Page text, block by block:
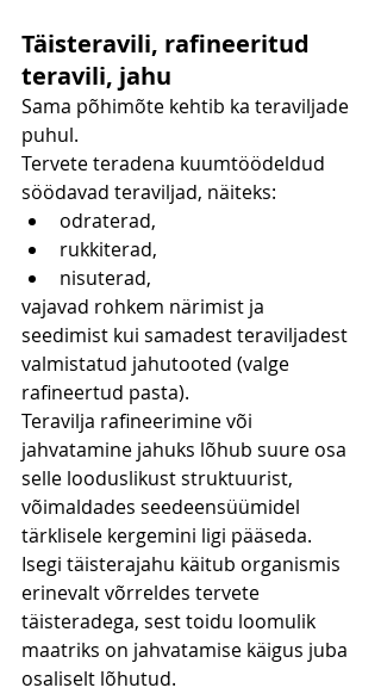
Täisteravili, rafineeritud
teravili, jahu
Sama põhimõte kehtib ka teraviljade
puhul.
Tervete teradena kuumtöödeldud
söödavad teraviljad, näiteks:
odraterad,
rukkiterad,
nisuterad,
vajavad rohkem närimist ja
seedimist kui samadest teraviljadest
valmistatud jahutooted (valge
rafineertud pasta).
Teravilja rafineerimine või
jahvatamine jahuks lõhub suure osa
selle looduslikust struktuurist,
võimaldades seedeensüümidel
tärklisele kergemini ligi pääseda.
Isegi täisterajahu käitub organismis
erinevalt võrreldes tervete
täisteradega, sest toidu loomulik
maatriks on jahvatamise käigus juba
osaliselt lõhutud.